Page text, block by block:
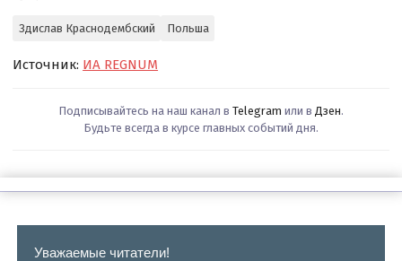
Здислав Краснодембский Польша
Источник: ИА REGNUM
Подписывайтесь на наш канал в Telegram или в Дзен.
Будьте всегда в курсе главных событий дня.
Уважаемые читатели!